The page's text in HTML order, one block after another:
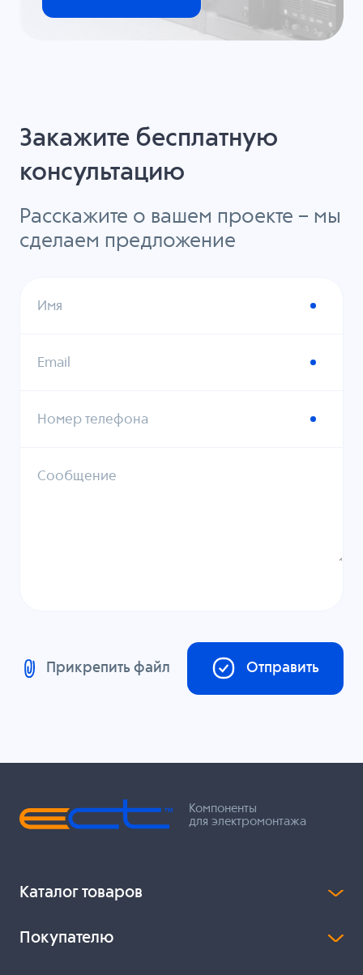
Закажите бесплатную
консультацию
Расскажите о вашем проекте – мы
сделаем предложение
Имя
Email
Номер телефона
Сообщение
Прикрепить файл Отправить
Компоненты
для электромонтажа
Каталог товаров
Покупателю